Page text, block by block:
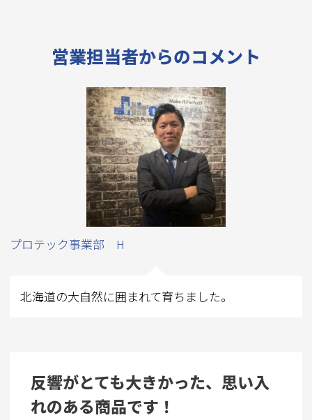
営業担当者からのコメント
プロテック事業部 H
北海道の大自然に囲まれて育ちました。
反響がとても大きかった、思い入
れのある商品です！